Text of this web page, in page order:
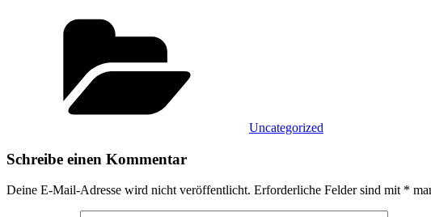
Uncategorized
Schreibe einen Kommentar
Deine E-Mail-Adresse wird nicht veröffentlicht. Erforderliche Felder sind mit *